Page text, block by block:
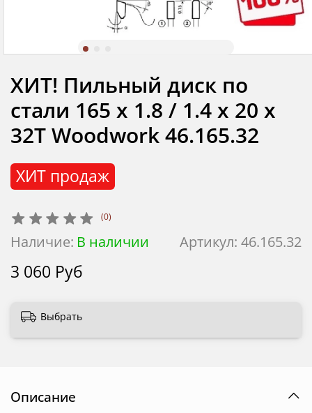
(0)
Артикул: 46.165.32
Наличие: В наличии
ХИТ продаж
ХИТ! Пильный диск по
стали 165 х 1.8 / 1.4 х 20 х
32T Woodwork 46.165.32
3 060 Руб
Выбрать
Описание